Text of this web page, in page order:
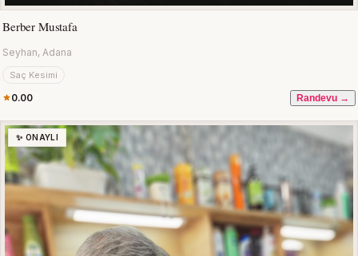
Berber Mustafa
Seyhan, Adana
Saç Kesimi
0.00 Randevu →
✨ ONAYLI